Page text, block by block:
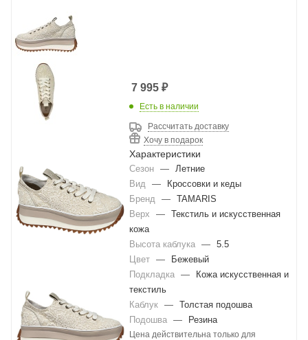
7 995₽
Есть в наличии
Рассчитать доставку
Хочу в подарок
Характеристики
Сезон —
Летние
Вид
—
Кроссовки и кеды
Бренд
—
TAMARIS
Верх
—
Текстиль и искусственная
кожа
Высота каблука —
5.5
Цвет —
Бежевый
Подкладка —
Кожа искусственная и
текстиль
Каблук —
Толстая подошва
Подошва — Резина
Цена действительна только для